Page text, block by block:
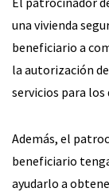
una vivienda
beneficiario a
la autorización
servicios para los
Además, el
beneficiario
ayudarlo a